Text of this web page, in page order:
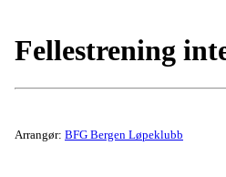
Fellestrening
Arrangør: BFG Bergen Løpeklubb